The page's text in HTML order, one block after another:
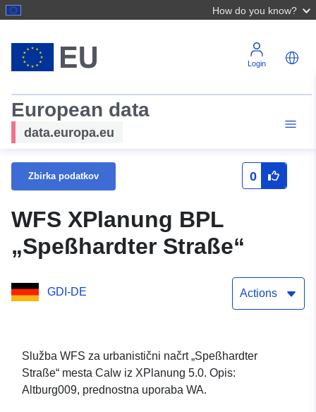
How do you know?
Login
European data
data.europa.eu
Zbirka podatkov 0
WFS XPlanung BPL
„Speßhardter Straße“
GDI-DE Actions
Služba WFS za urbanistični načrt „Speßhardter
Straße“ mesta Calw iz XPlanung 5.0. Opis:
Altburg009, prednostna uporaba WA.